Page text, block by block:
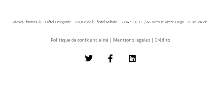
Vivaldi Chronos © - Hôtel Delagarde - 120, rue de l'Hôpital Militaire - 59043 LILLE / 45 avenue Victor Hugo - 75116 PARIS
Politique de confidentialité | Mentions légales | Crédits